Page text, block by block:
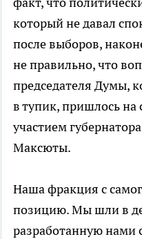
который не давал
после выборов,
не правильно, что
председателя Думы,
в тупик, пришлось
участием
Максюты.
Наша фракция с
позицию. Мы шли в
разработанную нами